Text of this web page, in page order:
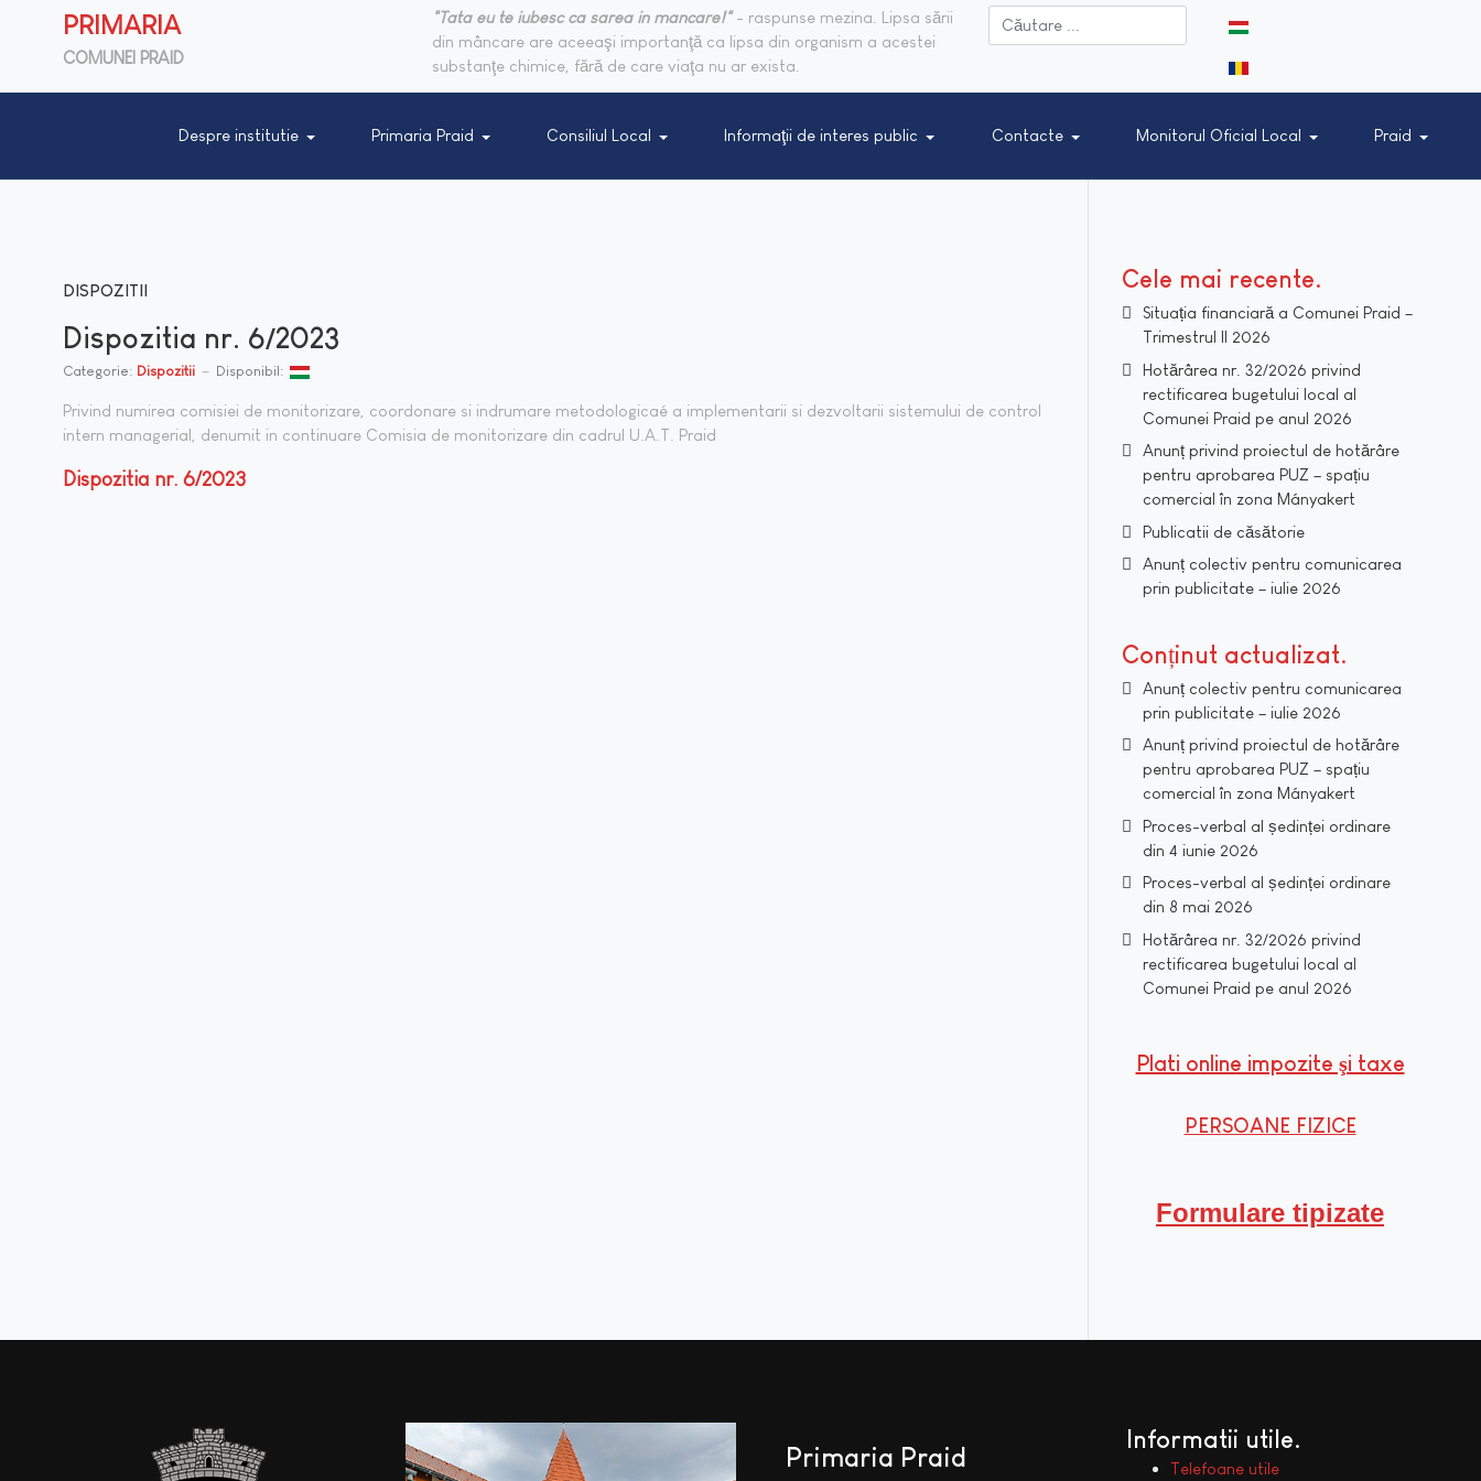
PRIMARIA
COMUNEI PRAID
"Tata eu te iubesc ca sarea in mancare!"- raspunse mezina. Lipsa sării
din mâncare are aceeaşi importanţă ca lipsa din organism a acestei
substanţe chimice, fără de care viaţa nu ar exista.
Despre institutie Primaria Praid Consiliul Local Informaţii de interes public Contacte Monitorul Oficial Local Praid
DISPOZITII
Dispozitia nr. 6/2023
Categorie: Dispozitii Disponibil:
Privind numirea comisiei de monitorizare, coordonare si indrumare metodologicaé a implementarii si dezvoltarii sistemului de control
intern managerial, denumit in continuare Comisia de monitorizare din cadrul U.A.T. Praid
Dispozitia nr. 6/2023
Cele mai recente
Situația financiară a Comunei Praid –
Trimestrul II 2026
Hotărârea nr. 32/2026 privind
rectificarea bugetului local al
Comunei Praid pe anul 2026
Anunț privind proiectul de hotărâre
pentru aprobarea PUZ – spațiu
comercial în zona Mányakert
Publicatii de căsătorie
Anunț colectiv pentru comunicarea
prin publicitate – iulie 2026
Conținut actualizat
Anunț colectiv pentru comunicarea
prin publicitate – iulie 2026
Anunț privind proiectul de hotărâre
pentru aprobarea PUZ – spațiu
comercial în zona Mányakert
Proces-verbal al ședinței ordinare
din 4 iunie 2026
Proces-verbal al ședinței ordinare
din 8 mai 2026
Hotărârea nr. 32/2026 privind
rectificarea bugetului local al
Comunei Praid pe anul 2026
Plati online impozite şi taxe
PERSOANE FIZICE
Formulare tipizate
Primaria Praid
Informatii utile
Telefoane utile